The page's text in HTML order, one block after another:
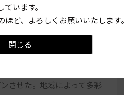
いたメキシコ生まれの軽
さんが、「日本でもアメ
させた。地域によって多彩
ています。
ど、よろしくお願いいたします。
閉じる